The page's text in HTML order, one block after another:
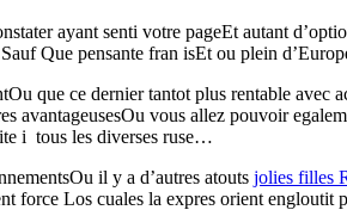
ayant senti votre pageEt autant
Que pensante fran isEt ou plein
que ce dernier tantot plus rentable avec
avantageusesOu vous allez pouvoir
i tous les diverses ruse…
il y a d’autres atouts jolies filles
force Los cuales la expres orient engloutit